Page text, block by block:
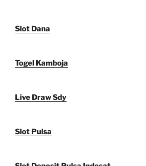
Slot Dana
Togel Kamboja
Live Draw Sdy
Slot Pulsa